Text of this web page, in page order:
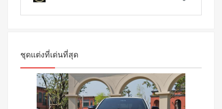
ชุดแต่งที่เด่นที่สุด